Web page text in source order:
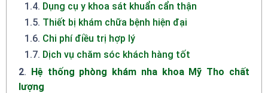
1.4. Dụng cụ y khoa sát khuẩn cẩn thận
1.5. Thiết bị khám chữa bệnh hiện đại
1.6. Chi phí điều trị hợp lý
1.7. Dịch vụ chăm sóc khách hàng tốt
2. Hệ thống phòng khám nha khoa Mỹ Tho chất
lượng